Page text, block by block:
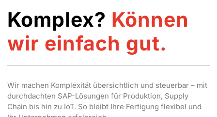
Komplex? Können
wir einfach gut.
Wir machen Komplexität übersichtlich und steuerbar – mit
durchdachten SAP-Lösungen für Produktion, Supply
Chain bis hin zu IoT. So bleibt Ihre Fertigung flexibel und